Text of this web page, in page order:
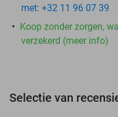
met: +32 11 96 07 39
Koop zonder zorgen,
verzekerd (meer info)
Selectie van